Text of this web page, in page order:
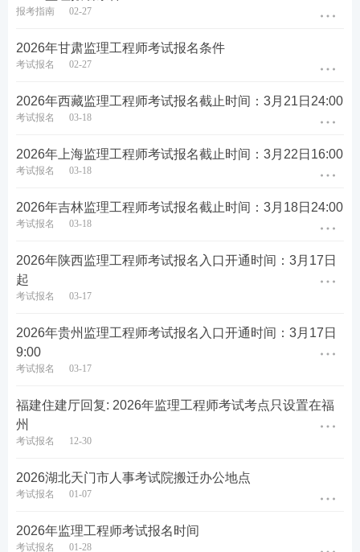
根据报考级别提交的证明材料包括：学历学位证明，
从事相关专业工作年限证明（工资流水、社保缴费记
录、劳动合同、单位工作证明等材料之一）；免试相
关资料 。
（三）网上缴费。2026年3月16日9:00至3月31日23:0
0，审核通过的报考人员，即可自行在网上缴费。未在
规定时间内完成网上缴费，视为自动放弃报考。网上
缴费后概不退费。本次考试不设补报名，请报考人员
格管理部门有关文件规定，考生报名时须缴纳报名费
每人10元，考务费每人每科65元。
2026年
，报考人员可登
陆宁夏人事考试中心网站“准考证打印”栏目，自行打
印准考证（A4纸）。报考人员须按准考证上规定的时
间、地点，持本人准考证、正式有效身份证件参加考
试。
资格审核
证书的人员请及时关注宁夏人事考试中心网发布的公
报考指南 02-27
2026年甘肃监理工程师考试报名条件
考试报名 02-27
2026年西藏监理工程师考试报名截止时间：3月21日24:00
考试报名 03-18
2026年上海监理工程师考试报名截止时间：3月22日16:00
考试报名 03-18
2026年吉林监理工程师考试报名截止时间：3月18日24:00
考试报名 03-18
2026年陕西监理工程师考试报名入口开通时间：3月17日
起
考试报名 03-17
2026年贵州监理工程师考试报名入口开通时间：3月17日
9:00
考试报名 03-17
福建住建厅回复: 2026年监理工程师考试考点只设置在福
州
考试报名 12-30
2026湖北天门市人事考试院搬迁办公地点
考试报名 01-07
2026年监理工程师考试报名时间
考试报名 01-28